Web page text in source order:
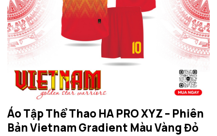
Áo Tập Thể Thao HA PRO XYZ – Phiên
Bản Vietnam Gradient Màu Vàng Đỏ